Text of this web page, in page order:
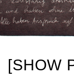
[SHOW